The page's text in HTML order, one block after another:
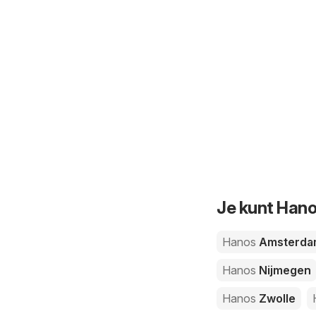
Je kunt
Hanos
Hanos Nijmegen
Hanos Zwolle